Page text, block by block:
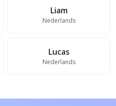
Liam
Nederlands
Lucas
Nederlands